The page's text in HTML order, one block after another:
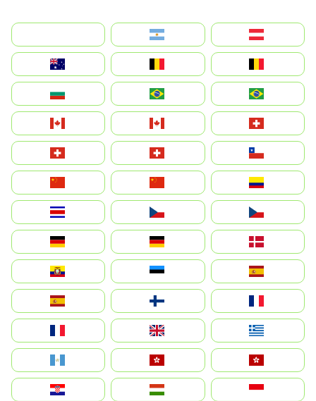
بالعربية
Argentina
Österreich
Australia
België
Belgique
България
Brasil (ES)
Brasil
Canada (FR)
Canada
Svizzera
Suisse
Schweiz
Chile
中国
China
Colombia
Costa Rica
Czechia
Česko
Deutschland
Germany
Danmark
Ecuador
Eesti
Spain
España
Suomi
France
France
United Kingdom
Ελλάδα
Guatemala
Hong Kong
中國香港特別行政區
Hrvatska
Magyarország
Indonesia